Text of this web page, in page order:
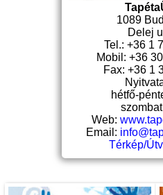
1089
Delej
Tel.: +36 1
Mobil: +36
Fax: +36 1
hétfő-
Web:
Email:
Térkép/